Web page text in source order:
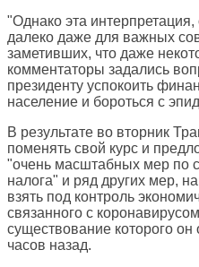
"Однако эта
далеко даже для важных
заметивших, что даже
комментаторы задались
президенту успокоить
население и бороться с
В результате во вторник
поменять свой курс и
"очень масштабных мер по
налога" и ряд других мер,
взять под контроль
связанного с
существование которого
часов назад.